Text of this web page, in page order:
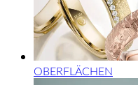
OBERFLÄCHEN